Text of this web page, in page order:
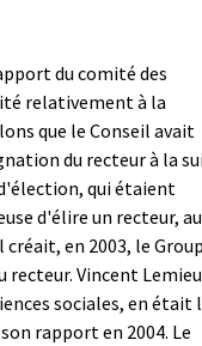
du comité des
relativement à la
que le Conseil avait
du recteur à la
qui étaient
d'élire un recteur, au
en 2003, le
recteur. Vincent
sociales, en était
rapport en 2004. Le